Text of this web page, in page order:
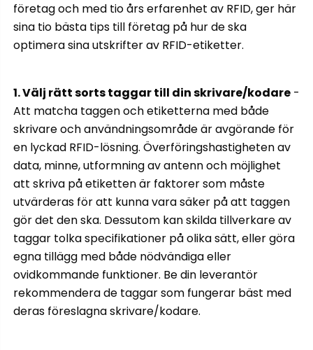
företag och med tio års erfarenhet av RFID, ger här
sina tio bästa tips till företag på hur de ska
optimera sina utskrifter av RFID-etiketter.
1. Välj rätt sorts taggar till din skrivare/kodare -
Att matcha taggen och etiketterna med både
skrivare och användningsområde är avgörande för
en lyckad RFID-lösning. Överföringshastigheten av
data, minne, utformning av antenn och möjlighet
att skriva på etiketten är faktorer som måste
utvärderas för att kunna vara säker på att taggen
gör det den ska. Dessutom kan skilda tillverkare av
taggar tolka specifikationer på olika sätt, eller göra
egna tillägg med både nödvändiga eller
ovidkommande funktioner. Be din leverantör
rekommendera de taggar som fungerar bäst med
deras föreslagna skrivare/kodare.